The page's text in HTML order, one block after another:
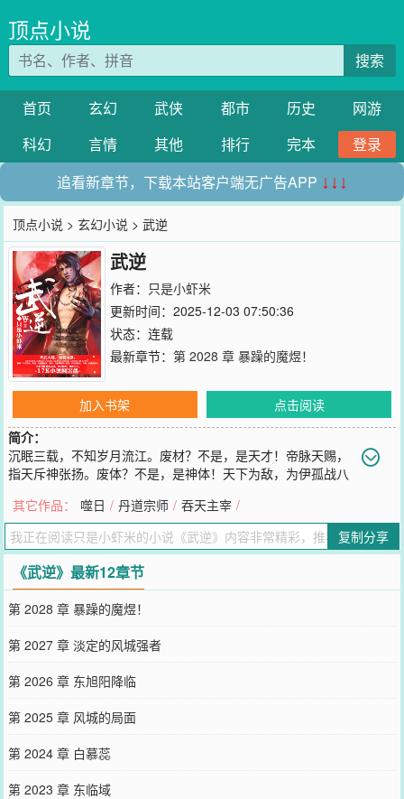
顶点小说
搜索
首页 玄幻 武侠 都市 历史
网游
科幻
言情 其他 排行 完本
登录
追看新章节，下载本站客户端无广告APP ↓↓↓
顶点小说 >玄幻小说 > 武逆
武逆
作者： 只是小虾米
更新时间：2025-12-03 07:50:36
状态：连载
最新章节： 第 2028 章 暴躁的魔煜！
加入书架
点击阅读
简介：
沉眠三载，不知岁月流江。废材？不是，是天才！帝脉天赐，
指天斥神张扬。废体？不是，是神体！天下为敌，为伊孤战八
启，不生即死！一朝成神，纵横万载无双！以异晶淬气，以精魄炼
体！天笑我，我笑天！神体大成，碎灭乾坤！武徒--武者--武师--大武
师--武灵--武宗--武尊--武王--武皇--武圣--武帝-----------------------------
----------【轻松爽文，热血，扮猪吃虎。】四群《130521671》新
开。
您要是觉得《
武逆 》还不错的话请不要忘记向您QQ群和微博微信里的
朋友推荐哦！
其它作品： 噬日 / 丹道宗师 / 吞天主宰 /
复制分享
《武逆》最新12章节
第 2028 章 暴躁的魔煜！
第 2027 章 淡定的风城强者
第 2026 章 东旭阳降临
第 2025 章 风城的局面
第 2024 章 白慕蕊
第 2023 章 东临域